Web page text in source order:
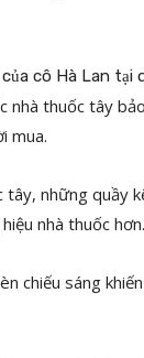
nhà thuốc tây
mua.
tây, những quầy
nhà thuốc hơn.
chiếu sáng